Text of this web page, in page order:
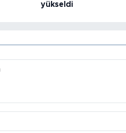
yükseldi